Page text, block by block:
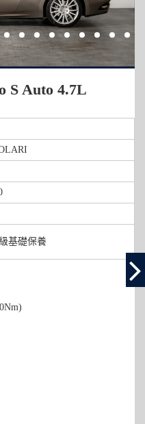
S Auto 4.7L
基礎保養